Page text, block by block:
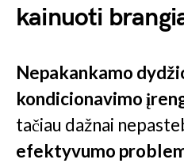
kainuoti
Nepakankamo
kondicionavimo
tačiau dažnai
efektyvumo